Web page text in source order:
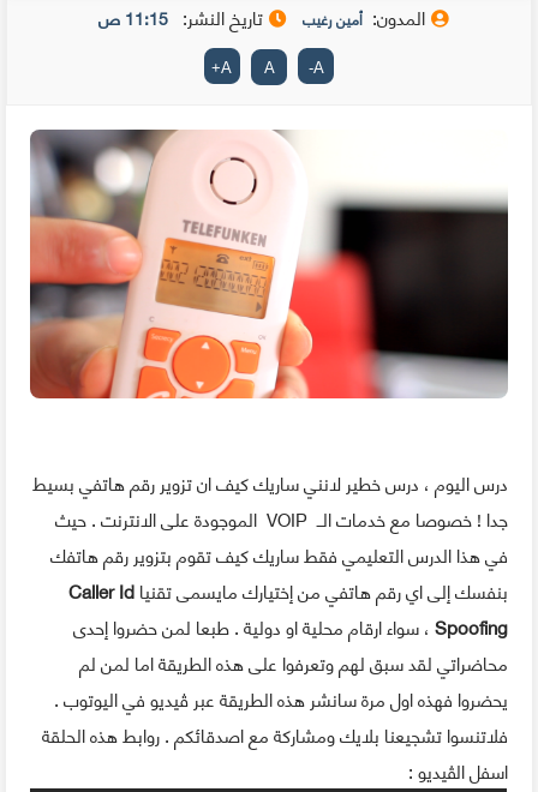
المدون: أمين رغيب تاريخ النشر: 11:15 ص
A
-
A
A
+
درس اليوم ، درس خطير لانني ساريك كيف ان تزوير رقم هاتفي بسيط
جدا ! خصوصا مع خدمات الــ VOIP الموجودة على الانترنت . حيث
في هذا الدرس التعليمي فقط ساريك كيف تقوم بتزوير رقم هاتفك
بنفسك إلى اي رقم هاتفي من إختيارك مايسمى تقنياCaller Id
Spoofing، سواء ارقام محلية او دولية . طبعا لمن حضروا إحدى
محاضراتي لقد سبق لهم وتعرفوا على هذه الطريقة اما لمن لم
يحضروا فهذه اول مرة سانشر هذه الطريقة عبر ڤيديو في اليوتوب .
فلاتنسوا تشجيعنا بلايك ومشاركة مع اصدقائكم . روابط هذه الحلقة
اسفل الڤيديو :